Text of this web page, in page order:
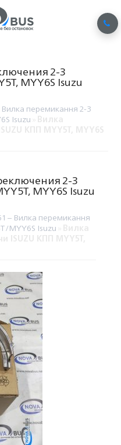
2-3
MYY6S Isuzu
перемикання 2-3
Isuzu
2-3
MYY6S Isuzu
– Вилка перемикання
MYY6S Isuzu